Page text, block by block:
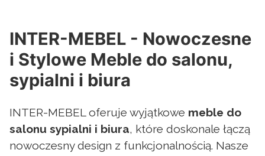
INTER-MEBEL - Nowoczesne
i Stylowe Meble do salonu,
sypialni i biura
INTER-MEBEL oferuje wyjątkowe meble do
salonu sypialni i biura, które doskonale łączą
nowoczesny design z funkcjonalnością. Nasze